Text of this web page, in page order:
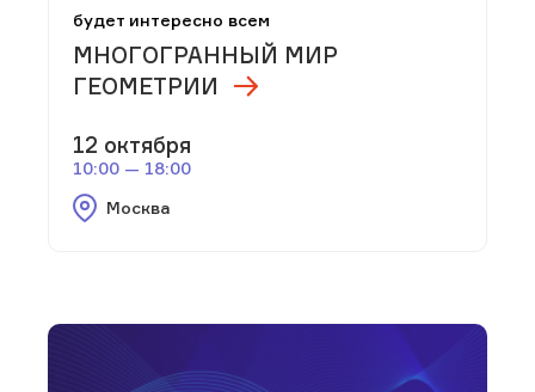
будет интересно всем
МНОГОГРАННЫЙ МИР
ГЕОМЕТРИИ
12 октября
10:00 — 18:00
Москва